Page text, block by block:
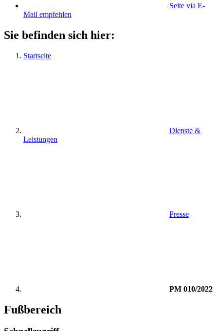
Seite via E-
Mail empfehlen
Sie befinden sich hier:
Startseite
Dienste &
Leistungen
Presse
PM 010/2022
Fußbereich